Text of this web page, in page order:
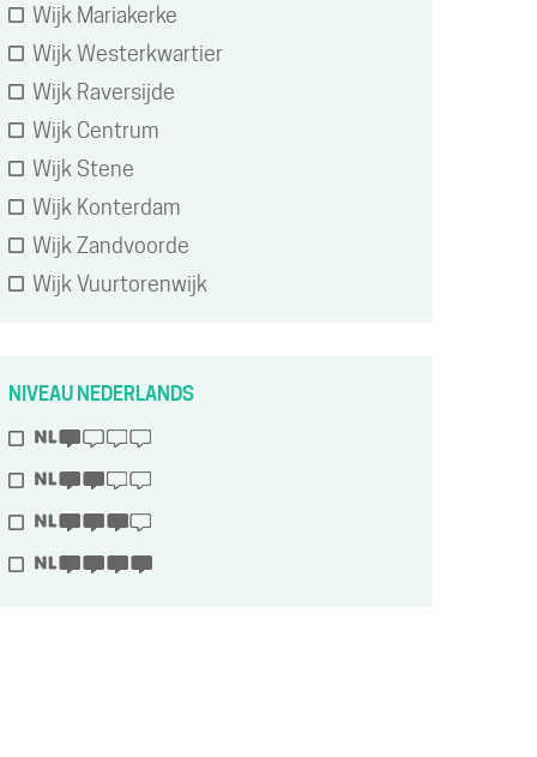
Wijk Mariakerke
Wijk Westerkwartier
Wijk Raversijde
Wijk Centrum
Wijk Stene
Wijk Konterdam
Wijk Zandvoorde
Wijk Vuurtorenwijk
NIVEAU NEDERLANDS